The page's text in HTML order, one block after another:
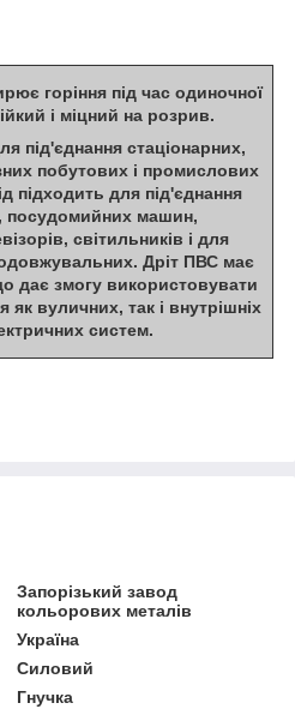
горіння під час одиночної
і міцний на розрив.
під'єднання стаціонарних,
побутових і промислових
підходить для під'єднання
посудомийних машин,
світильників і для
Дріт ПВС має
дає змогу використовувати
як вуличних, так і внутрішніх
систем.
Запорізький завод
кольорових металів
Україна
Силовий
Гнучка